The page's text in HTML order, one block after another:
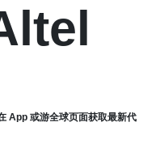
App 或游全球页面获取最新代